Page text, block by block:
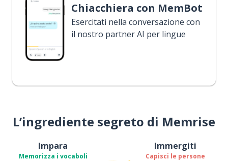
Chiacchiera con MemBot
Esercitati nella conversazione con
il nostro partner AI per lingue
L’ingrediente segreto di Memrise
Impara
Memorizza i vocaboli
Immergiti
Capisci le persone